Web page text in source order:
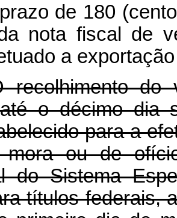
de 180
nota fiscal de
a
recolhimento do
o décimo dia
para a
mora ou de
do Sistema
títulos federais,